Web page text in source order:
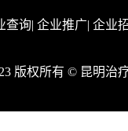
查询| 企业推广| 企业
版权所有 © 昆明治